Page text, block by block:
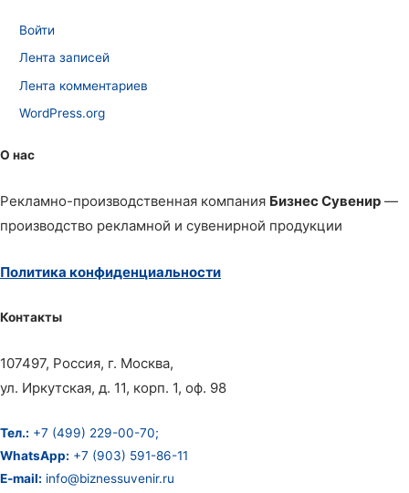
Войти
Лента записей
Лента комментариев
WordPress.org
О нас
Рекламно-производственная компания Бизнес Сувенир —
производство рекламной и сувенирной продукции
Политика конфиденциальности
Контакты
107497, Россия, г. Москва,
ул. Иркутская, д. 11, корп. 1, оф. 98
Тел.: +7 (499) 229-00-70;
WhatsApp: +7 (903) 591-86-11
E-mail: info@biznessuvenir.ru